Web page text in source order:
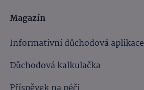
Magazín
Informativní důchodová aplikace
Důchodová kalkulačka